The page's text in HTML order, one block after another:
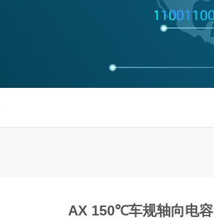
AX 150℃车规轴向电容